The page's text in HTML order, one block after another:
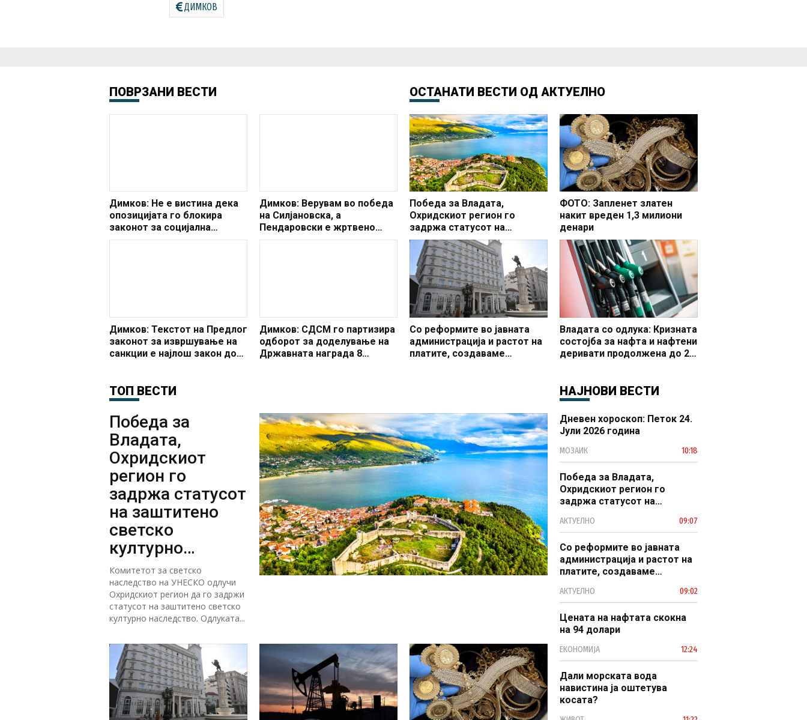
ДИМКОВ
ПОВРЗАНИ ВЕСТИ
Димков: Не е вистина дека
опозицијата го блокира
законот за социјална
заштита
Димков: Верувам во победа
на Силјановска, а
Пендаровски е жртвено
јагне
Димков: Текстот на Предлог
законот за извршување на
санкции е најлош закон до
Димков: СДСМ го партизира
одборот за доделување на
Државната награда 8
ОСТАНАТИ ВЕСТИ ОД АКТУЕЛНО
Победа за Владата,
Охридскиот регион го
задржа статусот на
заштитено светско културно
наследство
Со реформите во јавната
администрација и растот на
платите, создаваме
ФОТО: Запленет златен
накит вреден 1,3 милиони
денари
Владата со одлука: Кризната
состојба за нафта и нафтени
деривати продолжена до 20
ТОП ВЕСТИ
Победа за
Владата,
Охридскиот
регион го
задржа статусот
на заштитено
светско
културно
наследство
Комитетот за светско
наследство на УНЕСКО одлучи
Охридскиот регион да го задржи
статусот на заштитено светско
културно наследство. Одлуката...
НАЈНОВИ ВЕСТИ
Дневен хороскоп: Петок 24.
Јули 2026 година
МОЗАИК 10:18
Победа за Владата,
Охридскиот регион го
задржа статусот на
наследство
АКТУЕЛНО 09:07
Со реформите во јавната
администрација и растот на
платите, создаваме
модерен јавен сектор
АКТУЕЛНО 09:02
Цената на нафтата скокна
на 94 долари
ЕКОНОМИЈА 12:24
Дали морската вода
навистина ја оштетува
косата?